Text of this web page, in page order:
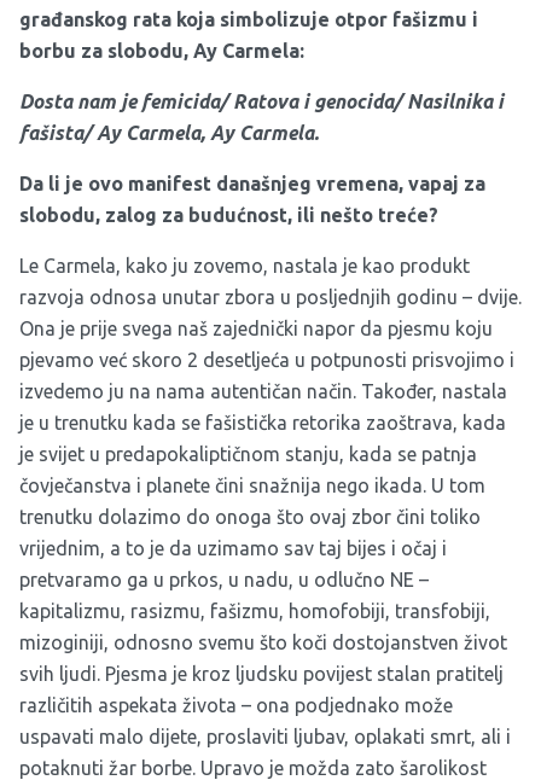
građanskog rata koja simbolizuje otpor fašizmu i
borbu za slobodu, Ay Carmela:
Dosta nam je femicida/ Ratova i genocida/ Nasilnika i
fašista/ Ay Carmela, Ay Carmela.
Da li je ovo manifest današnjeg vremena, vapaj za
slobodu, zalog za budućnost, ili nešto treće?
Le Carmela, kako ju zovemo, nastala je kao produkt
razvoja odnosa unutar zbora u posljednjih godinu – dvije.
Ona je prije svega naš zajednički napor da pjesmu koju
pjevamo već skoro 2 desetljeća u potpunosti prisvojimo i
izvedemo ju na nama autentičan način. Također, nastala
je u trenutku kada se fašistička retorika zaoštrava, kada
je svijet u predapokaliptičnom stanju, kada se patnja
čovječanstva i planete čini snažnija nego ikada. U tom
trenutku dolazimo do onoga što ovaj zbor čini toliko
vrijednim, a to je da uzimamo sav taj bijes i očaj i
pretvaramo ga u prkos, u nadu, u odlučno NE –
kapitalizmu, rasizmu, fašizmu, homofobiji, transfobiji,
mizoginiji, odnosno svemu što koči dostojanstven život
svih ljudi. Pjesma je kroz ljudsku povijest stalan pratitelj
različitih aspekata života – ona podjednako može
uspavati malo dijete, proslaviti ljubav, oplakati smrt, ali i
potaknuti žar borbe. Upravo je možda zato šarolikost